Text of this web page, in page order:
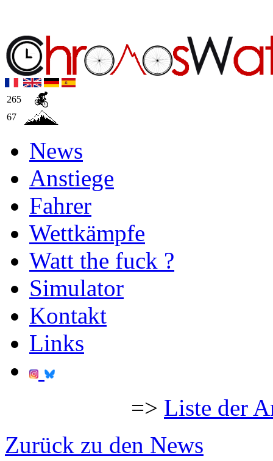
265
67
News
Anstiege
Fahrer
Wettkämpfe
Watt the fuck ?
Simulator
Kontakt
Links
=> Liste der
Zurück zu den News